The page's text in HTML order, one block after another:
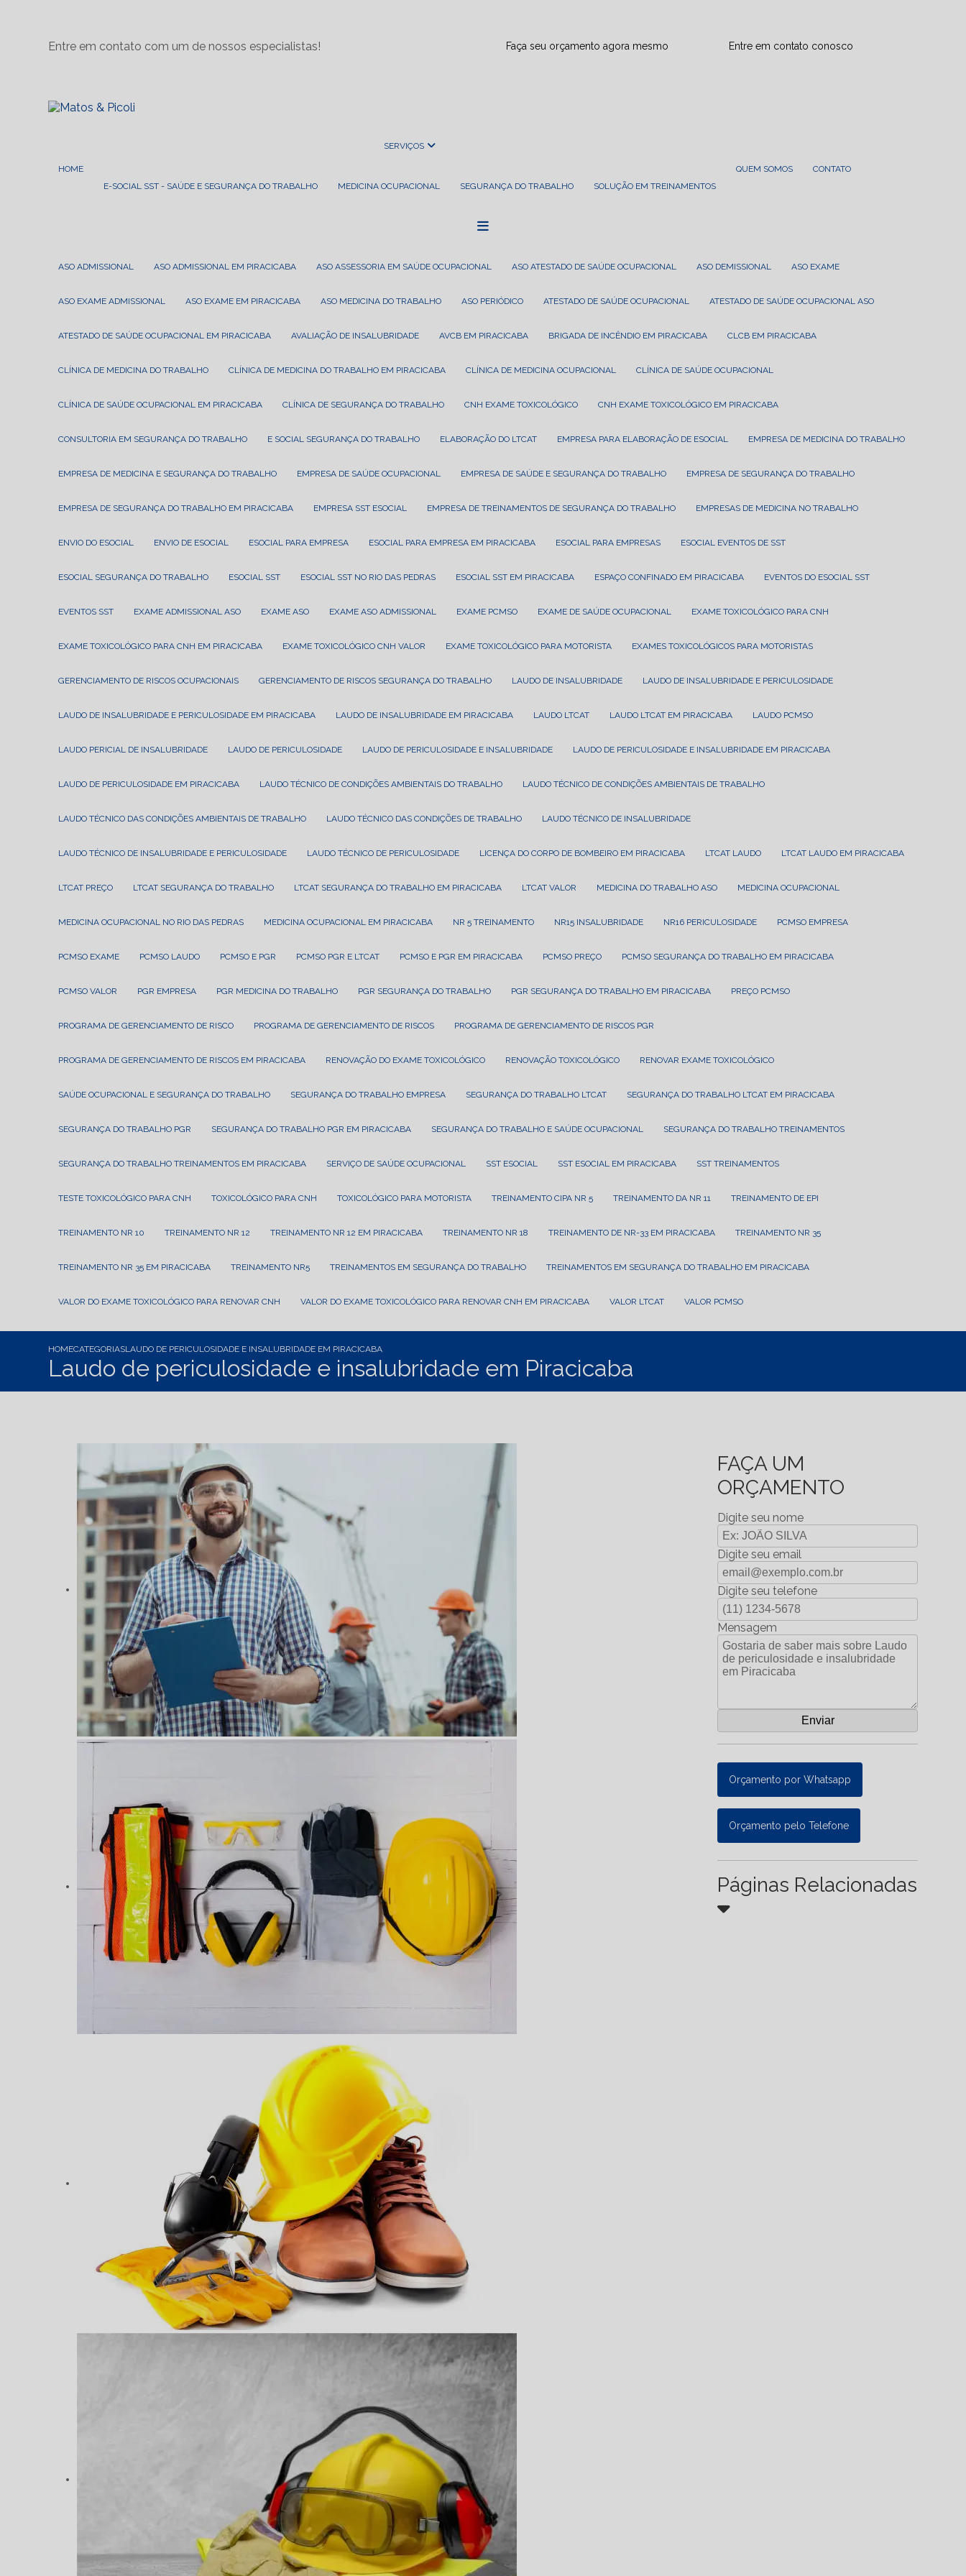
Entre em contato com um de nossos especialistas! Faça seu orçamento agora mesmo Entre em contato conosco
HOME
SERVIÇOS
E-SOCIAL SST - SAÚDE E SEGURANÇA DO TRABALHO MEDICINA OCUPACIONAL SEGURANÇA DO TRABALHO SOLUÇÃO EM TREINAMENTOS
QUEM SOMOS CONTATO
ASO ADMISSIONAL ASO ADMISSIONAL EM PIRACICABA ASO ASSESSORIA EM SAÚDE OCUPACIONAL ASO ATESTADO DE SAÚDE OCUPACIONAL ASO DEMISSIONAL ASO EXAME
ASO EXAME ADMISSIONAL ASO EXAME EM PIRACICABA ASO MEDICINA DO TRABALHO ASO PERIÓDICO ATESTADO DE SAÚDE OCUPACIONAL ATESTADO DE SAÚDE OCUPACIONAL ASO
ATESTADO DE SAÚDE OCUPACIONAL EM PIRACICABA AVALIAÇÃO DE INSALUBRIDADE AVCB EM PIRACICABA BRIGADA DE INCÊNDIO EM PIRACICABA CLCB EM PIRACICABA
CLÍNICA DE MEDICINA DO TRABALHO CLÍNICA DE MEDICINA DO TRABALHO EM PIRACICABA CLÍNICA DE MEDICINA OCUPACIONAL CLÍNICA DE SAÚDE OCUPACIONAL
CLÍNICA DE SAÚDE OCUPACIONAL EM PIRACICABA CLÍNICA DE SEGURANÇA DO TRABALHO CNH EXAME TOXICOLÓGICO CNH EXAME TOXICOLÓGICO EM PIRACICABA
CONSULTORIA EM SEGURANÇA DO TRABALHO E SOCIAL SEGURANÇA DO TRABALHO ELABORAÇÃO DO LTCAT EMPRESA PARA ELABORAÇÃO DE ESOCIAL EMPRESA DE MEDICINA DO TRABALHO
EMPRESA DE MEDICINA E SEGURANÇA DO TRABALHO EMPRESA DE SAÚDE OCUPACIONAL EMPRESA DE SAÚDE E SEGURANÇA DO TRABALHO EMPRESA DE SEGURANÇA DO TRABALHO
EMPRESA DE SEGURANÇA DO TRABALHO EM PIRACICABA EMPRESA SST ESOCIAL EMPRESA DE TREINAMENTOS DE SEGURANÇA DO TRABALHO EMPRESAS DE MEDICINA NO TRABALHO
ENVIO DO ESOCIAL ENVIO DE ESOCIAL ESOCIAL PARA EMPRESA ESOCIAL PARA EMPRESA EM PIRACICABA ESOCIAL PARA EMPRESAS ESOCIAL EVENTOS DE SST
ESOCIAL SEGURANÇA DO TRABALHO ESOCIAL SST ESOCIAL SST NO RIO DAS PEDRAS ESOCIAL SST EM PIRACICABA ESPAÇO CONFINADO EM PIRACICABA EVENTOS DO ESOCIAL SST
EVENTOS SST EXAME ADMISSIONAL ASO EXAME ASO EXAME ASO ADMISSIONAL EXAME PCMSO EXAME DE SAÚDE OCUPACIONAL EXAME TOXICOLÓGICO PARA CNH
EXAME TOXICOLÓGICO PARA CNH EM PIRACICABA EXAME TOXICOLÓGICO CNH VALOR EXAME TOXICOLÓGICO PARA MOTORISTA EXAMES TOXICOLÓGICOS PARA MOTORISTAS
GERENCIAMENTO DE RISCOS OCUPACIONAIS GERENCIAMENTO DE RISCOS SEGURANÇA DO TRABALHO LAUDO DE INSALUBRIDADE LAUDO DE INSALUBRIDADE E PERICULOSIDADE
LAUDO DE INSALUBRIDADE E PERICULOSIDADE EM PIRACICABA LAUDO DE INSALUBRIDADE EM PIRACICABA LAUDO LTCAT LAUDO LTCAT EM PIRACICABA LAUDO PCMSO
LAUDO PERICIAL DE INSALUBRIDADE LAUDO DE PERICULOSIDADE LAUDO DE PERICULOSIDADE E INSALUBRIDADE LAUDO DE PERICULOSIDADE E INSALUBRIDADE EM PIRACICABA
LAUDO DE PERICULOSIDADE EM PIRACICABA LAUDO TÉCNICO DE CONDIÇÕES AMBIENTAIS DO TRABALHO LAUDO TÉCNICO DE CONDIÇÕES AMBIENTAIS DE TRABALHO
LAUDO TÉCNICO DAS CONDIÇÕES AMBIENTAIS DE TRABALHO LAUDO TÉCNICO DAS CONDIÇÕES DE TRABALHO LAUDO TÉCNICO DE INSALUBRIDADE
LAUDO TÉCNICO DE INSALUBRIDADE E PERICULOSIDADE LAUDO TÉCNICO DE PERICULOSIDADE LICENÇA DO CORPO DE BOMBEIRO EM PIRACICABA LTCAT LAUDO LTCAT LAUDO EM PIRACICABA
LTCAT PREÇO LTCAT SEGURANÇA DO TRABALHO LTCAT SEGURANÇA DO TRABALHO EM PIRACICABA LTCAT VALOR MEDICINA DO TRABALHO ASO MEDICINA OCUPACIONAL
MEDICINA OCUPACIONAL NO RIO DAS PEDRAS MEDICINA OCUPACIONAL EM PIRACICABA NR 5 TREINAMENTO NR15 INSALUBRIDADE NR16 PERICULOSIDADE PCMSO EMPRESA
PCMSO EXAME PCMSO LAUDO PCMSO E PGR PCMSO PGR E LTCAT PCMSO E PGR EM PIRACICABA PCMSO PREÇO PCMSO SEGURANÇA DO TRABALHO EM PIRACICABA
PCMSO VALOR PGR EMPRESA PGR MEDICINA DO TRABALHO PGR SEGURANÇA DO TRABALHO PGR SEGURANÇA DO TRABALHO EM PIRACICABA PREÇO PCMSO
PROGRAMA DE GERENCIAMENTO DE RISCO PROGRAMA DE GERENCIAMENTO DE RISCOS PROGRAMA DE GERENCIAMENTO DE RISCOS PGR
PROGRAMA DE GERENCIAMENTO DE RISCOS EM PIRACICABA RENOVAÇÃO DO EXAME TOXICOLÓGICO RENOVAÇÃO TOXICOLÓGICO RENOVAR EXAME TOXICOLÓGICO
SAÚDE OCUPACIONAL E SEGURANÇA DO TRABALHO SEGURANÇA DO TRABALHO EMPRESA SEGURANÇA DO TRABALHO LTCAT SEGURANÇA DO TRABALHO LTCAT EM PIRACICABA
SEGURANÇA DO TRABALHO PGR SEGURANÇA DO TRABALHO PGR EM PIRACICABA SEGURANÇA DO TRABALHO E SAÚDE OCUPACIONAL SEGURANÇA DO TRABALHO TREINAMENTOS
SEGURANÇA DO TRABALHO TREINAMENTOS EM PIRACICABA SERVIÇO DE SAÚDE OCUPACIONAL SST ESOCIAL SST ESOCIAL EM PIRACICABA SST TREINAMENTOS
TESTE TOXICOLÓGICO PARA CNH TOXICOLÓGICO PARA CNH TOXICOLÓGICO PARA MOTORISTA TREINAMENTO CIPA NR 5 TREINAMENTO DA NR 11 TREINAMENTO DE EPI
TREINAMENTO NR 10 TREINAMENTO NR 12 TREINAMENTO NR 12 EM PIRACICABA TREINAMENTO NR 18 TREINAMENTO DE NR-33 EM PIRACICABA TREINAMENTO NR 35
TREINAMENTO NR 35 EM PIRACICABA TREINAMENTO NR5 TREINAMENTOS EM SEGURANÇA DO TRABALHO TREINAMENTOS EM SEGURANÇA DO TRABALHO EM PIRACICABA
VALOR DO EXAME TOXICOLÓGICO PARA RENOVAR CNH VALOR DO EXAME TOXICOLÓGICO PARA RENOVAR CNH EM PIRACICABA VALOR LTCAT VALOR PCMSO
HOMECATEGORIASLAUDO DE PERICULOSIDADE E INSALUBRIDADE EM PIRACICABA
Laudo de periculosidade e insalubridade em Piracicaba
FAÇA UM
ORÇAMENTO
Digite seu nome
Digite seu email
Digite seu telefone
Mensagem
Orçamento por Whatsapp
Orçamento pelo Telefone
Páginas Relacionadas